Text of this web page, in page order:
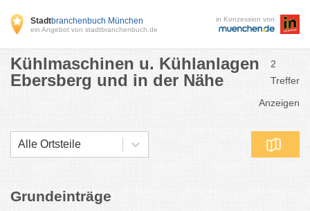
Stadtbranchenbuch München
ein Angebot von stadtbranchenbuch.de
in Konzession von
Kühlmaschinen u. Kühlanlagen
Ebersberg und in der Nähe
2
Treffer
Anzeigen
Alle Ortsteile
Grundeinträge